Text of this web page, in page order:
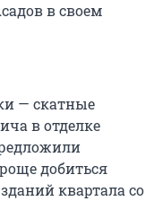
в своем
— скатные
в отделке
добиться
квартала со